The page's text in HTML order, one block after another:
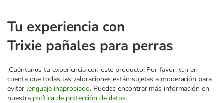
Tu experiencia con
Trixie pañales para perras
¡Cuéntanos tu experiencia con este producto! Por favor, ten en
cuenta que todas las valoraciones están sujetas a moderación para
evitar lenguaje inapropiado. Puedes encontrar más información en
nuestra política de protección de datos.